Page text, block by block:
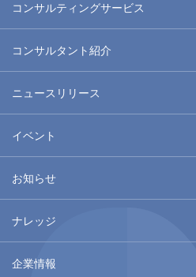
コンサルティングサービス
企業経営・事業戦略
デジタル・イノベーション
IT戦略・CIOサポート
金融サービス変革
地域マネジメント
社会ソリューション
環境エネルギー
ヘルスケア・医療・介護
先端技術〜脳科学・ロボット・ディ
コンサルタント紹介
ニュースリリース
イベント
お知らせ
ナレッジ
情報未来
経営研レポート
メディア掲載記事
コラム・オピニオン
書籍案内
Voyager
企業情報